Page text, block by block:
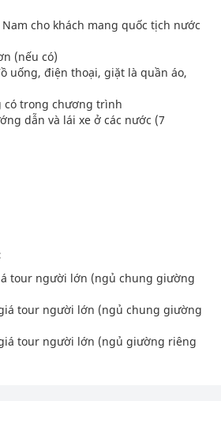
cho khách mang quốc tịch nước
(nếu có)
uống, điện thoại, giặt là quần áo,
có trong chương trình
dẫn và lái xe ở các nước (7
tour người lớn (ngủ chung giường
tour người lớn (ngủ chung giường
tour người lớn (ngủ giường riêng